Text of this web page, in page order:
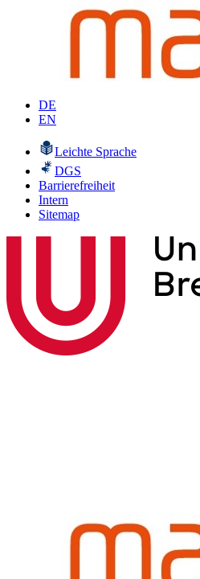
DE
EN
Leichte Sprache
DGS
Barrierefreiheit
Intern
Sitemap